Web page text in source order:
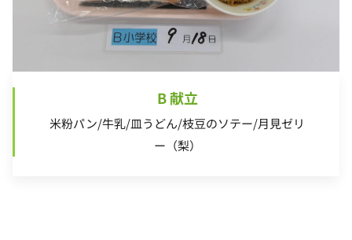
B 献立
米粉パン/牛乳/皿うどん/枝豆のソテー/月見ゼリ
ー（梨）